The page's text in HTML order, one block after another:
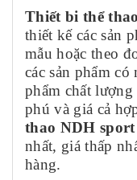
Thiết bi thể
thiết kế các sản
mẫu hoặc theo
các sản phẩm
phẩm chất
phú và giá cả
thao NDH sport
nhất, giá thấp
hàng.